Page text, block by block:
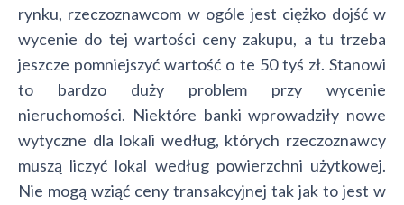
rynku, rzeczoznawcom w ogóle jest ciężko dojść w
wycenie do tej wartości ceny zakupu, a tu trzeba
jeszcze pomniejszyć wartość o te 50 tyś zł. Stanowi
to bardzo duży problem przy wycenie
nieruchomości. Niektóre banki wprowadziły nowe
wytyczne dla lokali według, których rzeczoznawcy
muszą liczyć lokal według powierzchni użytkowej.
Nie mogą wziąć ceny transakcyjnej tak jak to jest w